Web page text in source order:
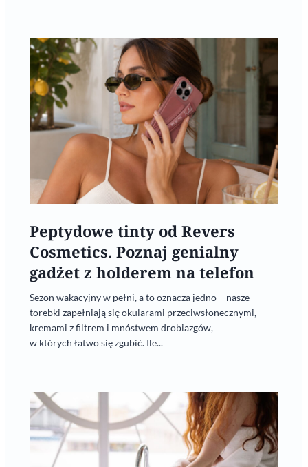
Peptydowe tinty od Revers
Cosmetics. Poznaj genialny
gadżet z holderem na telefon
Sezon wakacyjny w pełni, a to oznacza jedno – nasze
torebki zapełniają się okularami przeciwsłonecznymi,
kremami z filtrem i mnóstwem drobiazgów,
w których łatwo się zgubić. Ile...